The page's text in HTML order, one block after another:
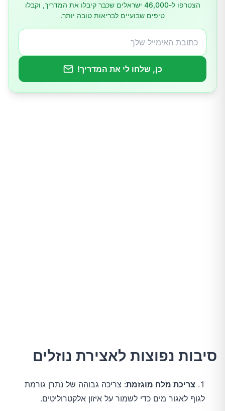
הצטרפו ל-46,000 ישראלים שכבר קיבלו את המדריך, וקבלו
טיפים שבועיים לבריאות טובה יותר.
כן, שלחו לי את המדריך!
סיבות נפוצות לאצירת נוזלים
צריכת מלח מוגזמת: צריכה גבוהה של נתרן גורמת
לגוף לאגור מים כדי לשמור על איזון אלקטרוליטים.